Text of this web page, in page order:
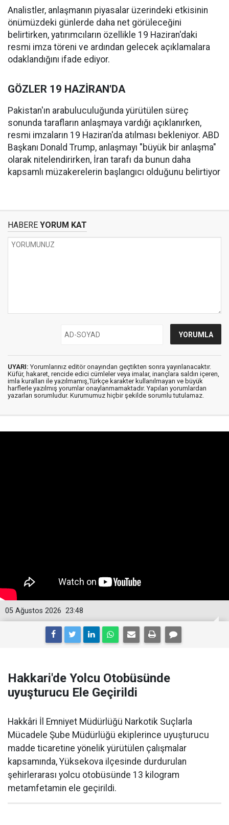
Analistler, anlaşmanın piyasalar üzerindeki etkisinin
önümüzdeki günlerde daha net görüleceğini
belirtirken, yatırımcıların özellikle 19 Haziran'daki
resmi imza töreni ve ardından gelecek açıklamalara
odaklandığını ifade ediyor.
GÖZLER 19 HAZİRAN'DA
Pakistan'ın arabuluculuğunda yürütülen süreç
sonunda tarafların anlaşmaya vardığı açıklanırken,
resmi imzaların 19 Haziran'da atılması bekleniyor. ABD
Başkanı Donald Trump, anlaşmayı "büyük bir anlaşma"
olarak nitelendirirken, İran tarafı da bunun daha
kapsamlı müzakerelerin başlangıcı olduğunu belirtiyor
HABERE YORUM KAT
UYARI: Yorumlarınız editör onayından geçtikten sonra yayınlanacaktır.
Küfür, hakaret, rencide edici cümleler veya imalar, inançlara saldırı içeren,
imla kuralları ile yazılmamış,Türkçe karakter kullanılmayan ve büyük
harflerle yazılmış yorumlar onaylanmamaktadır. Yapılan yorumlardan
yazarları sorumludur. Kurumumuz hiçbir şekilde sorumlu tutulamaz.
23:48
05 Ağustos 2026
Hakkari'de Yolcu Otobüsünde
uyuşturucu Ele Geçirildi
Hakkâri İl Emniyet Müdürlüğü Narkotik Suçlarla
Mücadele Şube Müdürlüğü ekiplerince uyuşturucu
madde ticaretine yönelik yürütülen çalışmalar
kapsamında, Yüksekova ilçesinde durdurulan
şehirlerarası yolcu otobüsünde 13 kilogram
metamfetamin ele geçirildi.